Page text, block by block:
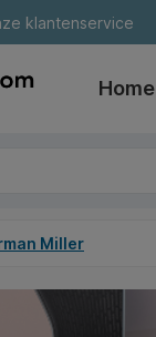
klantenservice
Home
Miller